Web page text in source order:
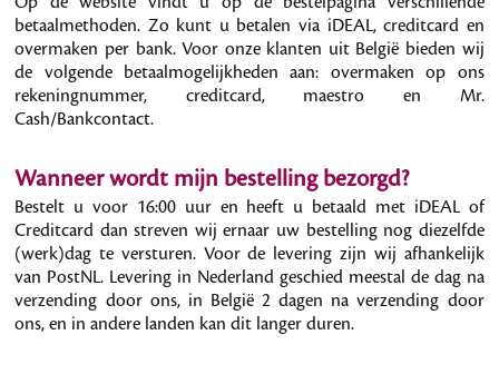
betaalmethoden. Zo kunt u betalen via iDEAL, creditcard en
overmaken per bank. Voor onze klanten uit België bieden wij
de volgende betaalmogelijkheden aan: overmaken op ons
rekeningnummer, creditcard, maestro en Mr.
Cash/Bankcontact.
Wanneer wordt mijn bestelling bezorgd?
Bestelt u voor 16:00 uur en heeft u betaald met iDEAL of
Creditcard dan streven wij ernaar uw bestelling nog diezelfde
(werk)dag te versturen. Voor de levering zijn wij afhankelijk
van PostNL. Levering in Nederland geschied meestal de dag na
verzending door ons, in België 2 dagen na verzending door
ons, en in andere landen kan dit langer duren.